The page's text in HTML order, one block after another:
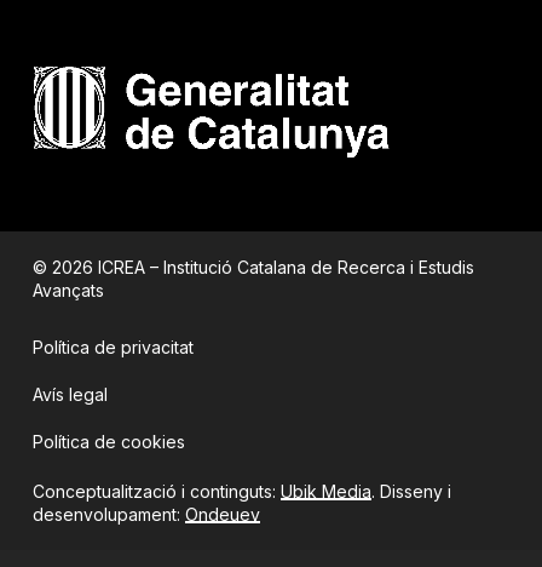
© 2026 ICREA – Institució Catalana de Recerca i Estudis
Avançats
Política de privacitat
Avís legal
Política de cookies
Conceptualització i continguts: Ubik Media. Disseny i
desenvolupament: Ondeuev